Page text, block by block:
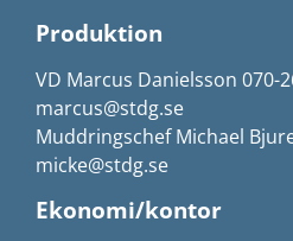
Produktion
VD Marcus Danielsson 070-
marcus@stdg.se
Muddringschef Michael
micke@stdg.se
Ekonomi/kontor